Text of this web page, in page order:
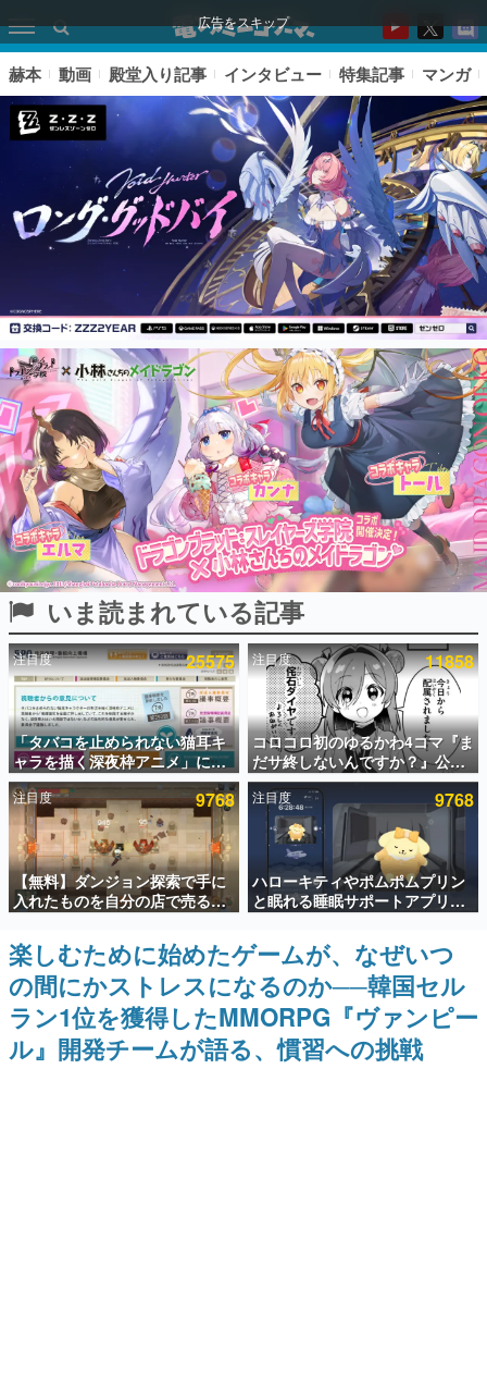
広告をスキップ
ピックアップ
電ファミのいま読まれている記事ランキング
アプリセール情報
インタビュー
連載・特集一覧
殿堂入り記事
SNS拡散数が数千以上！ ページビュー数万以上！ などな
ど。多くの人々に読まれた、電ファミ渾身の“殿堂入り”記
事をまとめました。
ゲームの企画書
名作ゲームクリエイターの方々に製作時のエピソードをお
聞きし、ヒットする企画（ゲーム）とは何か？を探ってい
きます。
赫本
この物語を解いてはいけない。『赫本』は、〈試験問題〉
の形をした短編ホラー小説集です。
新世代に訊く
これからのデジタルゲーム市場を担う若きクリエイター達
の姿を追い、彼らのルーツと情熱を探っていきます。
ゲーム世代の作家たち
ゲームに多大な影響を受けた作家さんに取材し、ゲームが
日本のコンテンツ産業やカルチャーに与えた影響を探る企
画です。
日本モバイルゲーム産業史
日本のモバイルゲーム史における主要なトピック・タイト
赫本 動画 殿堂入り記事 インタビュー 特集記事 マンガ
いま読まれている記事
注目度 25575
「タバコを止められない猫耳キ
ャラを描く深夜枠アニメ」に視
聴者の一部から批判意見。違法
薬物の使用と思わしき描写も含
めて、BPOが議論を交わす
注目度 11858
コロコロ初のゆるかわ4コマ『ま
だサ終しないんですか？』公開
スタート。主人公は新入社員の
侘石ダイヤ、ゲーム会社を舞台
にトラブルへ対応する社員たち
を描く
注目度 9768
【無料】ダンジョン探索で手に
入れたものを自分の店で売るゲ
ーム『Moonlighter』がSteam
にて無料配布中！続編
『Moonlighter 2』の9月2日正
式リリースを記念したキャンペ
ーン
注目度 9768
ハローキティやポムポムプリン
と眠れる睡眠サポートアプリ
『ゆめたび』が配信中。キャラ
ごとのASMRや目覚ましアラー
ムも搭載
楽しむために始めたゲームが、なぜいつ
の間にかストレスになるのか──韓国セル
ラン1位を獲得したMMORPG『ヴァンピー
ル』開発チームが語る、慣習への挑戦